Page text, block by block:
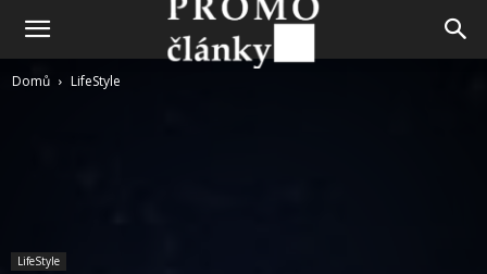
Domů LifeStyle
LifeStyle